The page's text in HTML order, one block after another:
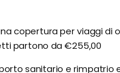
copertura per viaggi di
partono da €255,00
sanitario e rimpatrio